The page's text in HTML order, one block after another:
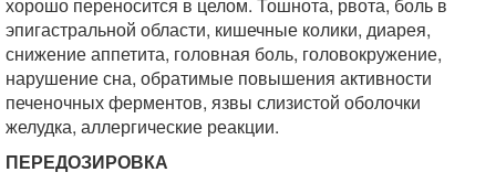
эпигастральной области, кишечные колики, диарея,
снижение аппетита, головная боль, головокружение,
нарушение сна, обратимые повышения активности
печеночных ферментов, язвы слизистой оболочки
желудка, аллергические реакции.
ПЕРЕДОЗИРОВКА